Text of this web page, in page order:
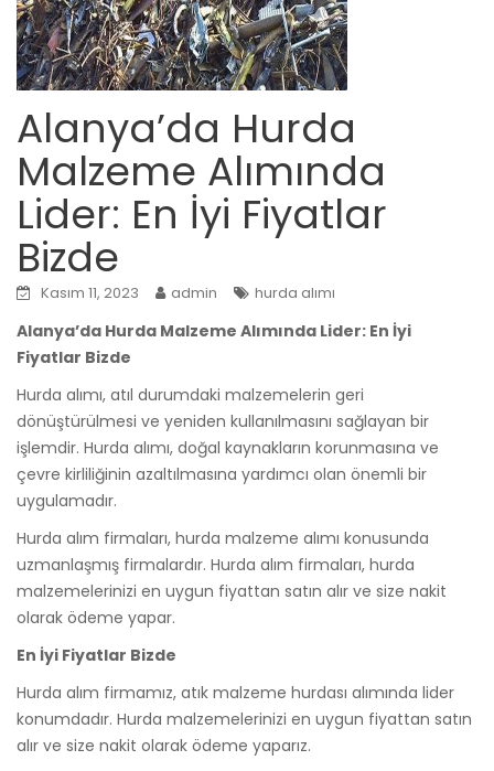
Alanya’da Hurda
Malzeme Alımında
Lider: En İyi Fiyatlar
Bizde
Kasım 11, 2023 admin hurda alımı
Alanya’da Hurda Malzeme Alımında Lider: En İyi
Fiyatlar Bizde
Hurda alımı, atıl durumdaki malzemelerin geri
dönüştürülmesi ve yeniden kullanılmasını sağlayan bir
işlemdir. Hurda alımı, doğal kaynakların korunmasına ve
çevre kirliliğinin azaltılmasına yardımcı olan önemli bir
uygulamadır.
Hurda alım firmaları, hurda malzeme alımı konusunda
uzmanlaşmış firmalardır. Hurda alım firmaları, hurda
malzemelerinizi en uygun fiyattan satın alır ve size nakit
olarak ödeme yapar.
En İyi Fiyatlar Bizde
Hurda alım firmamız, atık malzeme hurdası alımında lider
konumdadır. Hurda malzemelerinizi en uygun fiyattan satın
alır ve size nakit olarak ödeme yaparız.